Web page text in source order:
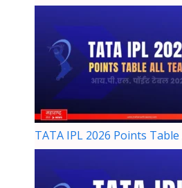
TATA IPL 2026 Points